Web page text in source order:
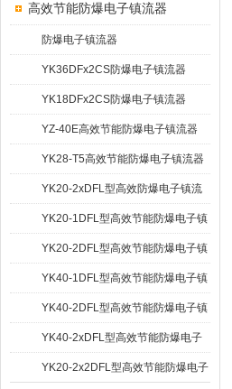
高效节能防爆电子镇流器
防爆电子镇流器
YK36DFx2CS防爆电子镇流器
YK18DFx2CS防爆电子镇流器
YZ-40E高效节能防爆电子镇流器
YK28-T5高效节能防爆电子镇流器
YK20-2xDFL型高效防爆电子镇流
器
YK20-1DFL型高效节能防爆电子镇
流器
YK20-2DFL型高效节能防爆电子镇
流器
YK40-1DFL型高效节能防爆电子镇
流器
YK40-2DFL型高效节能防爆电子镇
流器
YK40-2xDFL型高效节能防爆电子
镇流器
YK20-2x2DFL型高效节能防爆电子